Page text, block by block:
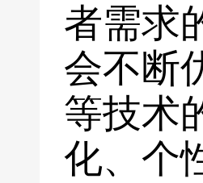
者需求
会不断
等技术
化、个